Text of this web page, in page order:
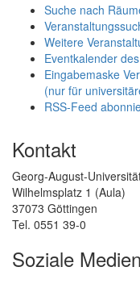
Suche nach
Weitere
Eventkalender
Eingabemaske
(nur für
RSS-Feed
Kontakt
Georg-August-
Wilhelmsplatz 1 (Aula)
37073 Göttingen
Tel. 0551 39-0
Soziale Medien